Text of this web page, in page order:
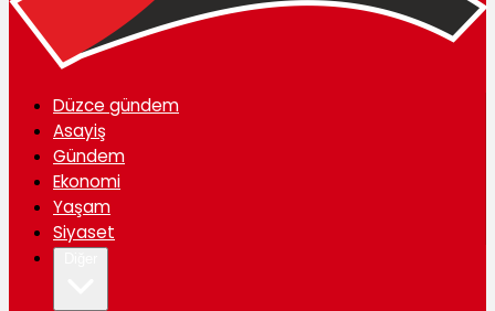
Düzce gündem
Asayiş
Gündem
Ekonomi
Yaşam
Siyaset